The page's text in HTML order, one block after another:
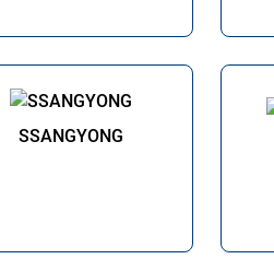
SSANGYONG